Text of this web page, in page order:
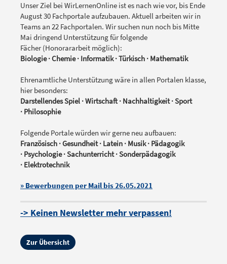
Unser Ziel bei WirLernenOnline ist es nach wie vor, bis Ende
August 30 Fachportale aufzubauen. Aktuell arbeiten wir in
Teams an 22 Fachportalen. Wir suchen nun noch bis Mitte
Mai dringend Unterstützung für folgende
Fächer (Honorararbeit möglich):
Biologie · Chemie · Informatik · Türkisch · Mathematik
Ehrenamtliche Unterstützung wäre in allen Portalen klasse,
hier besonders:
Darstellendes Spiel · Wirtschaft · Nachhaltigkeit · Sport
· Philosophie
Folgende Portale würden wir gerne neu aufbauen:
Französisch · Gesundheit · Latein · Musik · Pädagogik
· Psychologie·Sachunterricht · Sonderpädagogik
· Elektrotechnik
» Bewerbungen per Mail bis 26.05.2021
-> Keinen Newsletter mehr verpassen!
Zur Übersicht